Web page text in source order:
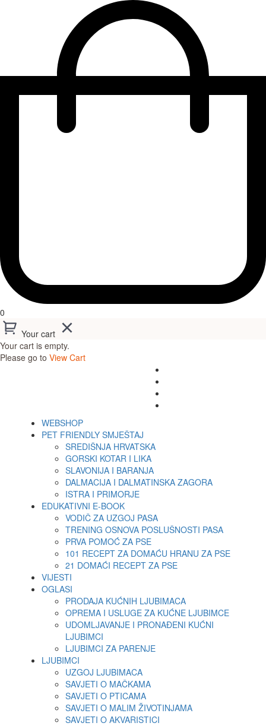
0
Your cart
Your cart is empty.
Please go to View Cart
WEBSHOP
PET FRIENDLY SMJEŠTAJ
SREDIŠNJA HRVATSKA
GORSKI KOTAR I LIKA
SLAVONIJA I BARANJA
DALMACIJA I DALMATINSKA ZAGORA
ISTRA I PRIMORJE
EDUKATIVNI E-BOOK
VODIČ ZA UZGOJ PASA
TRENING OSNOVA POSLUŠNOSTI PASA
PRVA POMOĆ ZA PSE
101 RECEPT ZA DOMAĆU HRANU ZA PSE
21 DOMAĆI RECEPT ZA PSE
VIJESTI
OGLASI
PRODAJA KUĆNIH LJUBIMACA
OPREMA I USLUGE ZA KUĆNE LJUBIMCE
UDOMLJAVANJE I PRONAĐENI KUĆNI
LJUBIMCI
LJUBIMCI ZA PARENJE
LJUBIMCI
UZGOJ LJUBIMACA
SAVJETI O MAČKAMA
SAVJETI O PTICAMA
SAVJETI O MALIM ŽIVOTINJAMA
SAVJETI O AKVARISTICI